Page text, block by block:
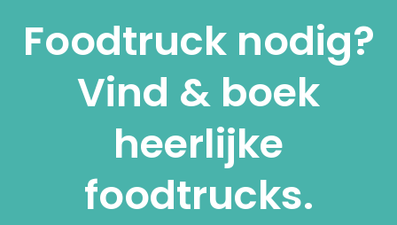
Foodtruck nodig?
Vind & boek
heerlijke
foodtrucks.